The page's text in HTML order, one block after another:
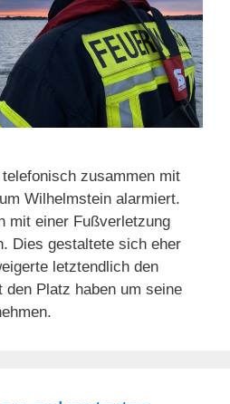
zusammen mit
Wilhelmstein alarmiert.
mit einer Fußverletzung
Dies gestaltete sich eher
letztendlich den
Platz haben um seine